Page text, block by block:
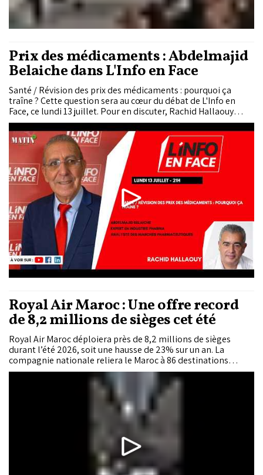
Prix des médicaments : Abdelmajid
Belaiche dans L'Info en Face
Santé / Révision des prix des médicaments : pourquoi ça
traîne ? Cette question sera au cœur du débat de L'Info en
Face, ce lundi 13 juillet. Pour en discuter, Rachid Hallaouy
reçoit Abdelmajid Belaiche, expert en industrie
pharmaceutique et analyste des marchés pharmaceutiques.
Royal Air Maroc : Une offre record
de 8,2 millions de sièges cet été
Royal Air Maroc déploiera près de 8,2 millions de sièges
durant l’été 2026, soit une hausse de 23% sur un an. La
compagnie nationale reliera le Maroc à 86 destinations
internationales grâce à une flotte modernisée de 67